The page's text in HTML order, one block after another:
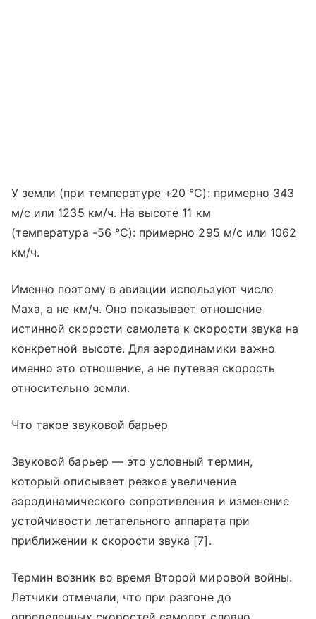
У земли (при температуре +20 °C): примерно 343
м/с или 1235 км/ч. На высоте 11 км
(температура -56 °C): примерно 295 м/с или 1062
км/ч.
Именно поэтому в авиации используют число
Маха, а не км/ч. Оно показывает отношение
истинной скорости самолета к скорости звука на
конкретной высоте. Для аэродинамики важно
именно это отношение, а не путевая скорость
относительно земли.
Что такое звуковой барьер
Звуковой барьер — это условный термин,
который описывает резкое увеличение
аэродинамического сопротивления и изменение
устойчивости летательного аппарата при
приближении к скорости звука [7].
Термин возник во время Второй мировой войны.
Летчики отмечали, что при разгоне до